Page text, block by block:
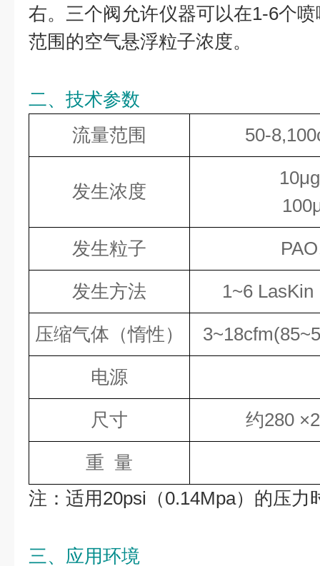
右。三个阀允许仪器可以在1-6个
范围的空气悬浮粒子浓度。
二、技术参数
流量范围
50-
发生浓度
发生粒子
发生方法
1~6
压缩气体（惰性）
电源
尺寸
约280
重 量
注：适用20psi（0.14Mpa）的压力
三、应用环境